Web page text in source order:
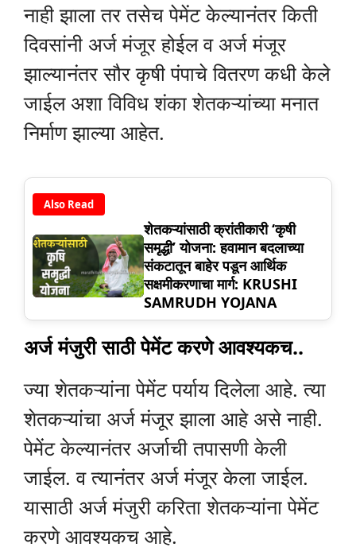
नाही झाला तर तसेच पेमेंट केल्यानंतर किती
दिवसांनी अर्ज मंजूर होईल व अर्ज मंजूर
झाल्यानंतर सौर कृषी पंपाचे वितरण कधी केले
जाईल अशा विविध शंका शेतकऱ्यांच्या मनात
निर्माण झाल्या आहेत.
Also Read
शेतकऱ्यांसाठी क्रांतीकारी ‘कृषी
समृद्धी’ योजना: हवामान बदलाच्या
संकटातून बाहेर पडून आर्थिक
सक्षमीकरणाचा मार्ग: KRUSHI
SAMRUDH YOJANA
अर्ज मंजुरी साठी पेमेंट करणे आवश्यकच..
ज्या शेतकऱ्यांना पेमेंट पर्याय दिलेला आहे. त्या
शेतकऱ्यांचा अर्ज मंजूर झाला आहे असे नाही.
पेमेंट केल्यानंतर अर्जाची तपासणी केली
जाईल. व त्यानंतर अर्ज मंजूर केला जाईल.
यासाठी अर्ज मंजुरी करिता शेतकऱ्यांना पेमेंट
करणे आवश्यकच आहे.